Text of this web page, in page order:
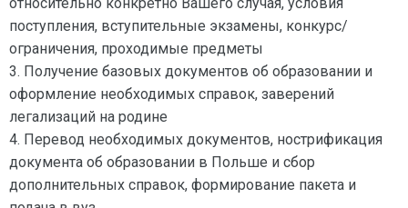
поступления, вступительные экзамены, конкурс/
ограничения, проходимые предметы
3. Получение базовых документов об образовании и
оформление необходимых справок, заверений
легализаций на родине
4. Перевод необходимых документов, нострификация
документа об образовании в Польше и сбор
дополнительных справок, формирование пакета и